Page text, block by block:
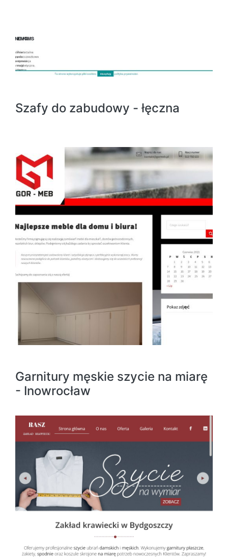
Szafy do zabudowy - łęczna
Garnitury męskie szycie na miarę
- Inowrocław